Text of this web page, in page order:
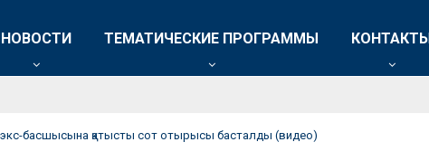
НОВОСТИ ТЕМАТИЧЕСКИЕ ПРОГРАММЫ
экс-басшысына қатысты сот отырысы басталды (видео)